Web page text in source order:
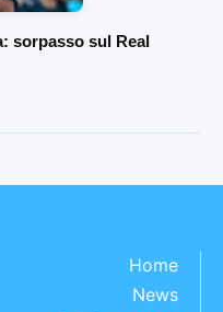
sorpasso sul Real
Home
News